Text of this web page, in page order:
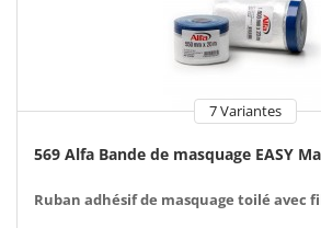
7 Variantes
569 Alfa Bande de masquage EASY
Ruban adhésif de masquage toilé avec